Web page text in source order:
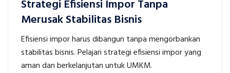
Strategi Efisiensi Impor Tanpa
Merusak Stabilitas Bisnis
Efisiensi impor harus dibangun tanpa mengorbankan
stabilitas bisnis. Pelajari strategi efisiensi impor yang
aman dan berkelanjutan untuk UMKM.